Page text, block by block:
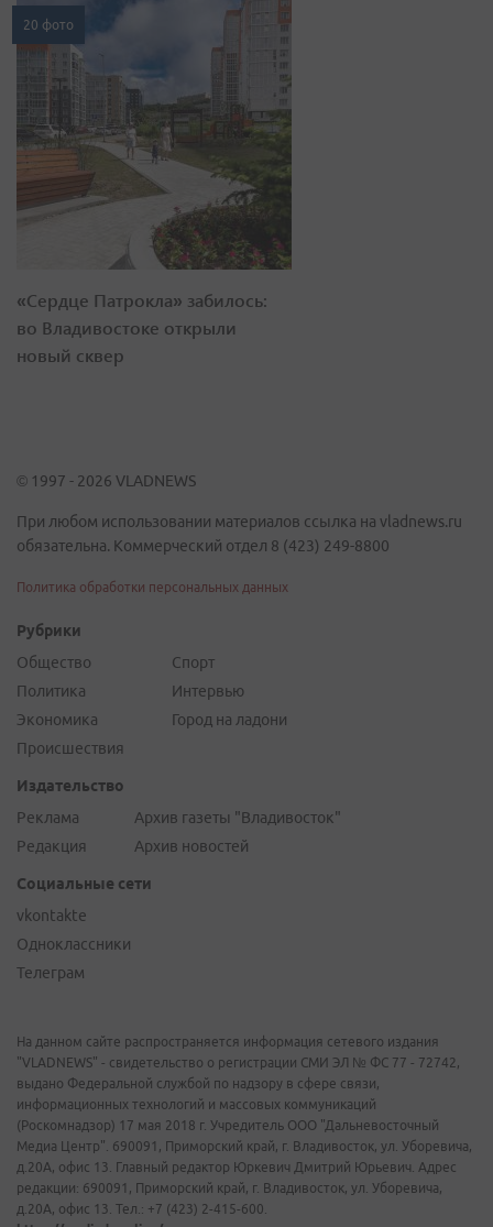
20 фото
«Сердце Патрокла» забилось:
во Владивостоке открыли
новый сквер
© 1997 - 2026 VLADNEWS
При любом использовании материалов ссылка на vladnews.ru
обязательна. Коммерческий отдел 8 (423) 249-8800
Политика обработки персональных данных
Рубрики
Общество
Политика
Экономика
Происшествия
Спорт
Интервью
Город на ладони
Издательство
Реклама
Редакция
Архив газеты "Владивосток"
Архив новостей
Социальные сети
vkontakte
Одноклассники
Телеграм
На данном сайте распространяется информация сетевого издания
"VLADNEWS" - свидетельство о регистрации СМИ ЭЛ № ФС 77 - 72742,
выдано Федеральной службой по надзору в сфере связи,
информационных технологий и массовых коммуникаций
(Роскомнадзор) 17 мая 2018 г. Учредитель ООО "Дальневосточный
Медиа Центр". 690091, Приморский край, г. Владивосток, ул. Уборевича,
д.20А, офис 13. Главный редактор Юркевич Дмитрий Юрьевич. Адрес
редакции: 690091, Приморский край, г. Владивосток, ул. Уборевича,
д.20А, офис 13. Тел.: +7 (423) 2-415-600.